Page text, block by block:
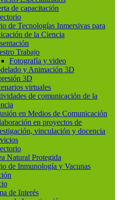
de capacitación
de Tecnologías Inmersivas para
de la Ciencia
Trabajo
Fotografía y video
y Animación 3D
3D
virtuales
de comunicación de la
en Medios de Comunicación
en proyectos de
vinculación y docencia
Natural Protegida
de Inmunología y Vacunas
de Interés